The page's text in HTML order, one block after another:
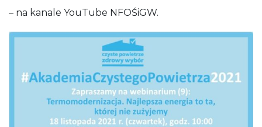
– na kanale YouTube NFOŚiGW.